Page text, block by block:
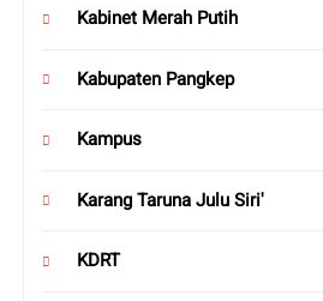
Kabinet Merah Putih
Kabupaten Pangkep
Kampus
Karang Taruna Julu Siri'
KDRT